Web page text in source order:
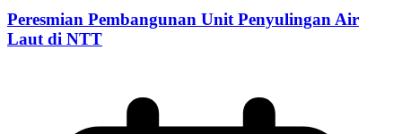
Peresmian Pembangunan Unit Penyulingan Air
Laut di NTT